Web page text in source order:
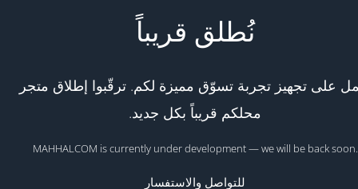
نُطلق قريباً
على تجهيز تجربة تسوّق مميزة لكم. ترقّبوا إطلاق متجر
محلكم قريباً بكل جديد.
MAHHALCOM is currently under development — we will be back soon.
للتواصل والاستفسار